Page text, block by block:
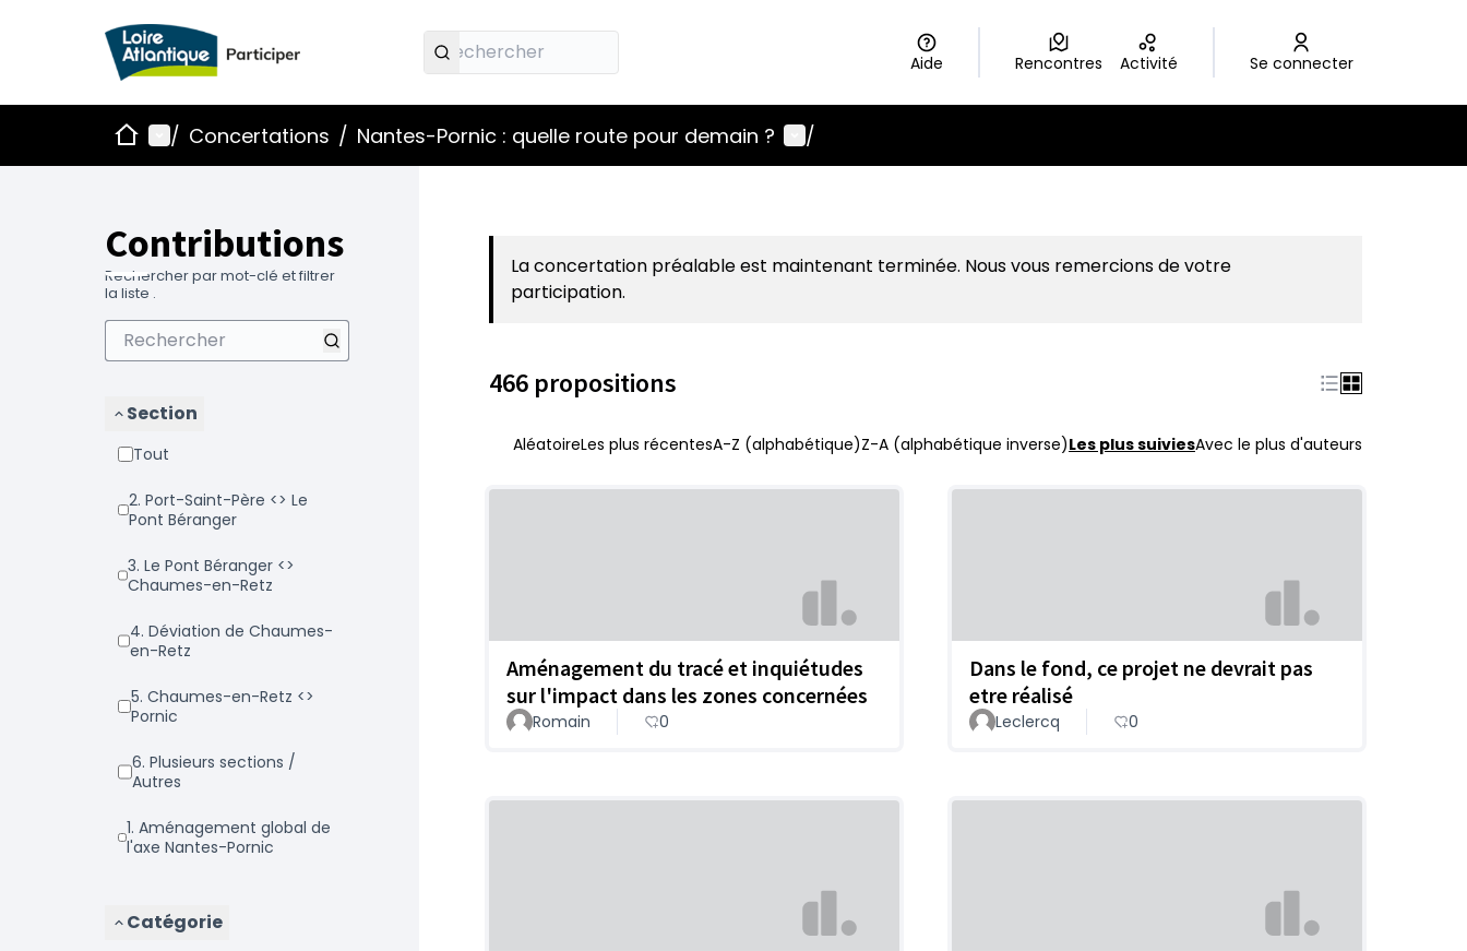
Aide Rencontres Activité Se connecter
AccueilMenu principal
/ Concertations / Nantes-Pornic : quelle route pour demain ? Menu utilisateur
/
Contributions
Rechercher par mot-clé et filtrer
la liste .
Section
Tout
2. Port-Saint-Père <> Le
Pont Béranger
3. Le Pont Béranger <>
Chaumes-en-Retz
4. Déviation de Chaumes-
en-Retz
5. Chaumes-en-Retz <>
Pornic
6. Plusieurs sections /
Autres
1. Aménagement global de
l'axe Nantes-Pornic
Catégorie
La concertation préalable est maintenant terminée. Nous vous remercions de votre
participation.
466 propositions
AléatoireLes plus récentesA-Z (alphabétique)Z-A (alphabétique inverse)Les plus suiviesAvec le plus d'auteurs
Aménagement du tracé et inquiétudes
sur l'impact dans les zones concernées
Romain 0
Dans le fond, ce projet ne devrait pas
etre réalisé
Leclercq 0